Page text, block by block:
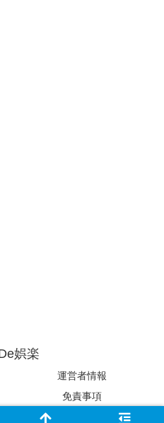
娯楽
運営者情報
免責事項